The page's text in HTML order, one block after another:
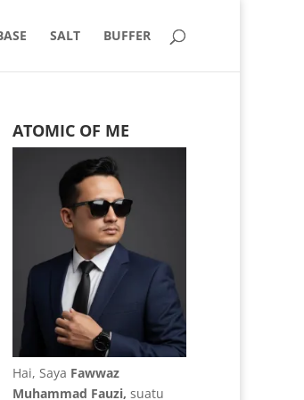
SALT BUFFER
ATOMIC OF ME
Hai, Saya Fawwaz
Muhammad Fauzi, suatu